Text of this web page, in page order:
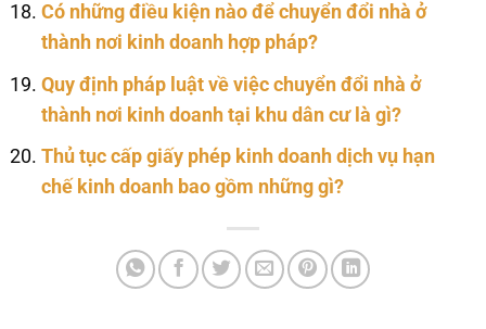
Có những điều kiện nào để chuyển đổi nhà ở
thành nơi kinh doanh hợp pháp?
Quy định pháp luật về việc chuyển đổi nhà ở
thành nơi kinh doanh tại khu dân cư là gì?
Thủ tục cấp giấy phép kinh doanh dịch vụ hạn
chế kinh doanh bao gồm những gì?